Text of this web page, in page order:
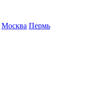
Москва Пермь